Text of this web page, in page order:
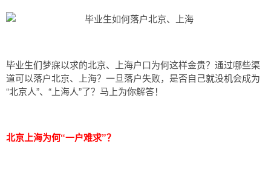
毕业生们梦寐以求的北京、上海户口为何这样金贵？通过哪些渠
道可以落户北京、上海？一旦落户失败，是否自己就没机会成为
“北京人”、“上海人”了？马上为你解答！
北京上海为何“一户难求”？